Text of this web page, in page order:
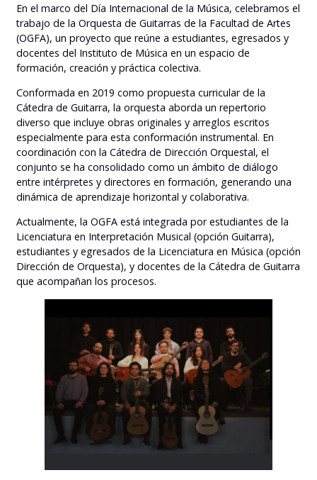
En el marco del Día Internacional de la Música, celebramos el
trabajo de la Orquesta de Guitarras de la Facultad de Artes
(OGFA), un proyecto que reúne a estudiantes, egresados y
docentes del Instituto de Música en un espacio de
formación, creación y práctica colectiva.
Conformada en 2019 como propuesta curricular de la
Cátedra de Guitarra, la orquesta aborda un repertorio
diverso que incluye obras originales y arreglos escritos
especialmente para esta conformación instrumental. En
coordinación con la Cátedra de Dirección Orquestal, el
conjunto se ha consolidado como un ámbito de diálogo
entre intérpretes y directores en formación, generando una
dinámica de aprendizaje horizontal y colaborativa.
Actualmente, la OGFA está integrada por estudiantes de la
Licenciatura en Interpretación Musical (opción Guitarra),
estudiantes y egresados de la Licenciatura en Música (opción
Dirección de Orquesta), y docentes de la Cátedra de Guitarra
que acompañan los procesos.